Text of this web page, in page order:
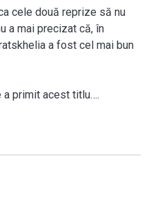
cele două reprize să nu
a mai precizat că, în
a fost cel mai bun
a primit acest titlu….